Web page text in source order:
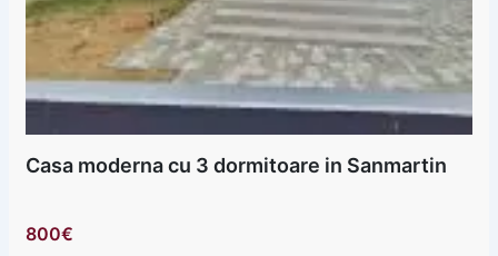
Casa moderna cu 3 dormitoare in Sanmartin
800€